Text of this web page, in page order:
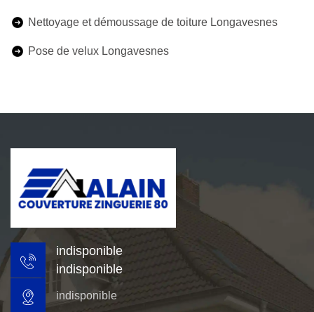
Nettoyage et démoussage de toiture Longavesnes
Pose de velux Longavesnes
indisponible
indisponible
indisponible